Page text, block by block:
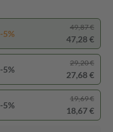
-5%
49,87 €
47,28 €
-5%
29,20 €
27,68 €
-5%
19,69 €
18,67 €